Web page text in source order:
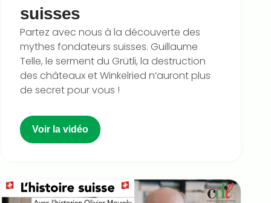
suisses
Partez avec nous à la découverte des
mythes fondateurs suisses. Guillaume
Telle, le serment du Grütli, la destruction
des châteaux et Winkelried n’auront plus
de secret pour vous !
Voir la vidéo